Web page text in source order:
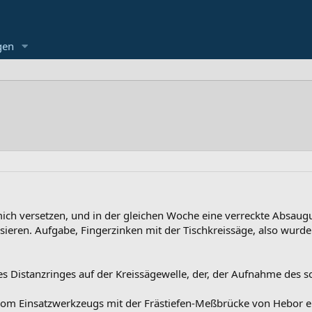
versetzen, und in der gleichen Woche eine verreckte
Aufgabe, Fingerzinken mit der Tischkreissäge, also
Distanzringes auf der Kreissägewelle, der, der Aufnahme des
Einsatzwerkzeugs mit der Frästiefen-Meßbrücke von Hebor